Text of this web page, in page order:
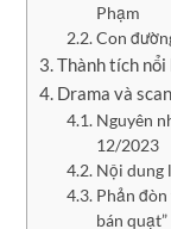
Phạm
Con
Thành tích
Drama và
Nguyên
12/2023
Nội dung
Phản đòn
bán quạt”